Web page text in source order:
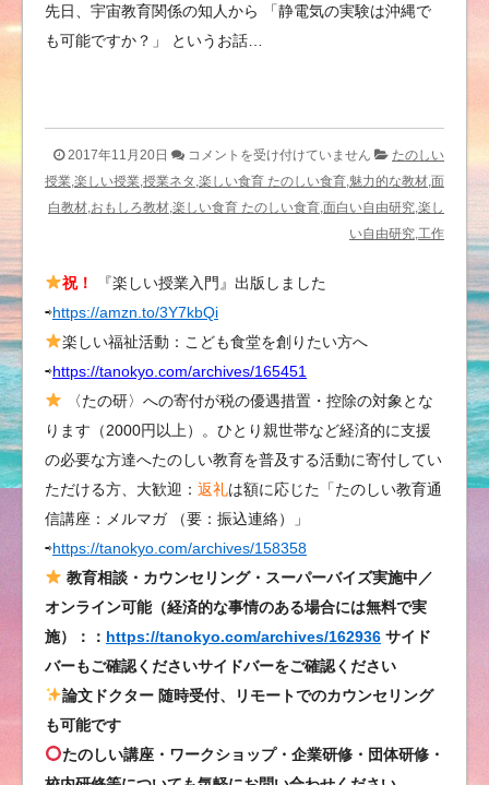
先日、宇宙教育関係の知人から 「静電気の実験は沖縄で
も可能ですか？」 というお話…
2017年11月20日
研
究
授
た
の
し
く
う
－
授
業
ス
ー
パ
ズ
主
コメントを受け付けていません
たのしい
授業,楽しい授業,授業ネタ,楽しい食育 たのしい食育,魅力的な教材,面
白教材,おもしろ教材,楽しい食育 たのしい食育,面白い自由研究,楽し
い自由研究,工作
祝！
『楽しい授業入門』出版しました
⇨https://amzn.to/3Y7kbQi
楽しい福祉活動：こども食堂を創りたい方へ
⇨https://tanokyo.com/archives/165451
〈たの研〉への寄付が税の優遇措置・控除の対象とな
ります（2000円以上）。ひとり親世帯など経済的に支援
の必要な方達へたのしい教育を普及する活動に寄付してい
ただける方、大歓迎： 返礼は額に応じた「たのしい教育通
信講座：メルマガ （要：振込連絡）」
⇨https://tanokyo.com/archives/158358
教育相談・カウンセリング・スーパーバイズ実施中／
オンライン可能（経済的な事情のある場合には無料で実
施）：： https://tanokyo.com/archives/162936 サイド
バーもご確認くださいサイドバーをご確認ください
論文ドクター 随時受付、リモートでのカウンセリング
も可能です
たのしい講座・ワークショップ・企業研修・団体研修・